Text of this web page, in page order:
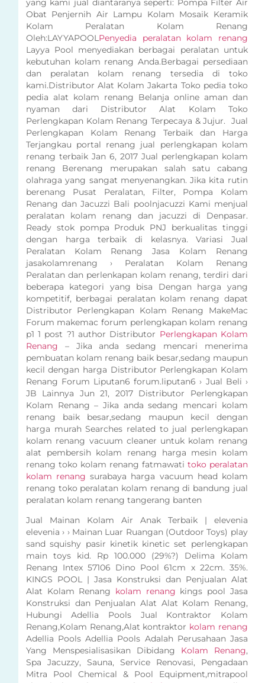
yang kami jual diantaranya seperti: Pompa Filter Air
Obat Penjernih Air Lampu Kolam Mosaik Keramik
Kolam Peralatan Kolam Renang
Oleh:LAYYAPOOLPenyedia peralatan kolam renang
Layya Pool menyediakan berbagai peralatan untuk
kebutuhan kolam renang Anda.Berbagai persediaan
dan peralatan kolam renang tersedia di toko
kami.Distributor Alat Kolam Jakarta Toko pedia toko
pedia alat kolam renang Belanja online aman dan
nyaman dari Distributor Alat Kolam Toko
Perlengkapan Kolam Renang Terpecaya & Jujur. Jual
Perlengkapan Kolam Renang Terbaik dan Harga
Terjangkau portal renang jual perlengkapan kolam
renang terbaik Jan 6, 2017 Jual perlengkapan kolam
renang Berenang merupakan salah satu cabang
olahraga yang sangat menyenangkan. Jika kita rutin
berenang Pusat Peralatan, Filter, Pompa Kolam
Renang dan Jacuzzi Bali poolnjacuzzi Kami menjual
peralatan kolam renang dan jacuzzi di Denpasar.
Ready stok pompa Produk PNJ berkualitas tinggi
dengan harga terbaik di kelasnya. Variasi Jual
Peralatan Kolam Renang Jasa Kolam Renang
jasakolamrenang › Peralatan Kolam Renang
Peralatan dan perlenkapan kolam renang, terdiri dari
beberapa kategori yang bisa Dengan harga yang
kompetitif, berbagai peralatan kolam renang dapat
Distributor Perlengkapan Kolam Renang MakeMac
Forum makemac forum perlengkapan kolam renang
p1 1 post ?1 author Distributor Perlengkapan Kolam
Renang – Jika anda sedang mencari menerima
pembuatan kolam renang baik besar,sedang maupun
kecil dengan harga Distributor Perlengkapan Kolam
Renang Forum Liputan6 forum.liputan6 › Jual Beli ›
JB Lainnya Jun 21, 2017 Distributor Perlengkapan
Kolam Renang – Jika anda sedang mencari kolam
renang baik besar,sedang maupun kecil dengan
harga murah Searches related to jual perlengkapan
kolam renang vacuum cleaner untuk kolam renang
alat pembersih kolam renang harga mesin kolam
renang toko kolam renang fatmawati toko peralatan
kolam renang surabaya harga vacuum head kolam
renang toko peralatan kolam renang di bandung jual
peralatan kolam renang tangerang banten
Jual Mainan Kolam Air Anak Terbaik | elevenia
elevenia › › Mainan Luar Ruangan (Outdoor Toys) play
sand squishy pasir kinetik kinetic set perlengkapan
main toys kid. Rp 100.000 (29%?) Delima Kolam
Renang Intex 57106 Dino Pool 61cm x 22cm. 35%.
KINGS POOL | Jasa Konstruksi dan Penjualan Alat
Alat Kolam Renang kolam renang kings pool Jasa
Konstruksi dan Penjualan Alat Alat Kolam Renang,
Hubungi Adellia Pools Jual Kontraktor Kolam
Renang,Kolam Renang,Alat kontraktor kolam renang
Adellia Pools Adellia Pools Adalah Perusahaan Jasa
Yang Menspesialisasikan Dibidang Kolam Renang,
Spa Jacuzzy, Sauna, Service Renovasi, Pengadaan
Mitra Pool Chemical & Pool Equipment,mitrapool